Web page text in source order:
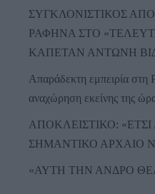
ΣΥΓΚΛΟΝΙΣΤΙΚΟΣ
ΡΑΦΗΝΑ ΣΤΟ
ΚΑΠΕΤΑΝ ΑΝΤΩΝΗ
Απαράδεκτη εμπειρία
αναχώρηση εκείνης της
ΑΠΟΚΛΕΙΣΤΙΚΟ:
ΣΗΜΑΝΤΙΚΟ ΑΡΧΑΙΟ
«ΑΥΤΗ ΤΗΝ ΑΝΔΡΟ